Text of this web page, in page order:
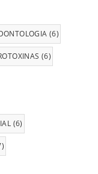
(6)
(6)
(6)